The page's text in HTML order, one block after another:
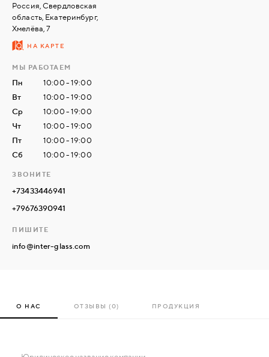
СТАТЬИ
СВЯЗАТЬСЯ
НАМИ
ВОЙТИ
Россия, Свердловская
область, Екатеринбург,
Хмелёва, 7
НА КАРТЕ
МЫ РАБОТАЕМ
Пн
10:00 - 19:00
Вт
10:00 - 19:00
Ср
10:00 - 19:00
Чт
10:00 - 19:00
Пт
10:00 - 19:00
Сб
10:00 - 19:00
ЗВОНИТЕ
+73433446941
+79676390941
ПИШИТЕ
info@inter-glass.com
О НАС ОТЗЫВЫ (0) ПРОДУКЦИЯ